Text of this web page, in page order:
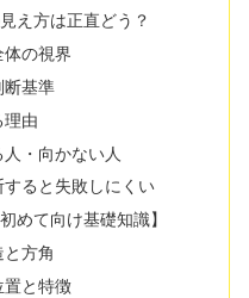
え方は正直どう？
体の視界
断基準
理由
・向かない人
ると失敗しにくい
めて向け基礎知識】
方角
置と特徴